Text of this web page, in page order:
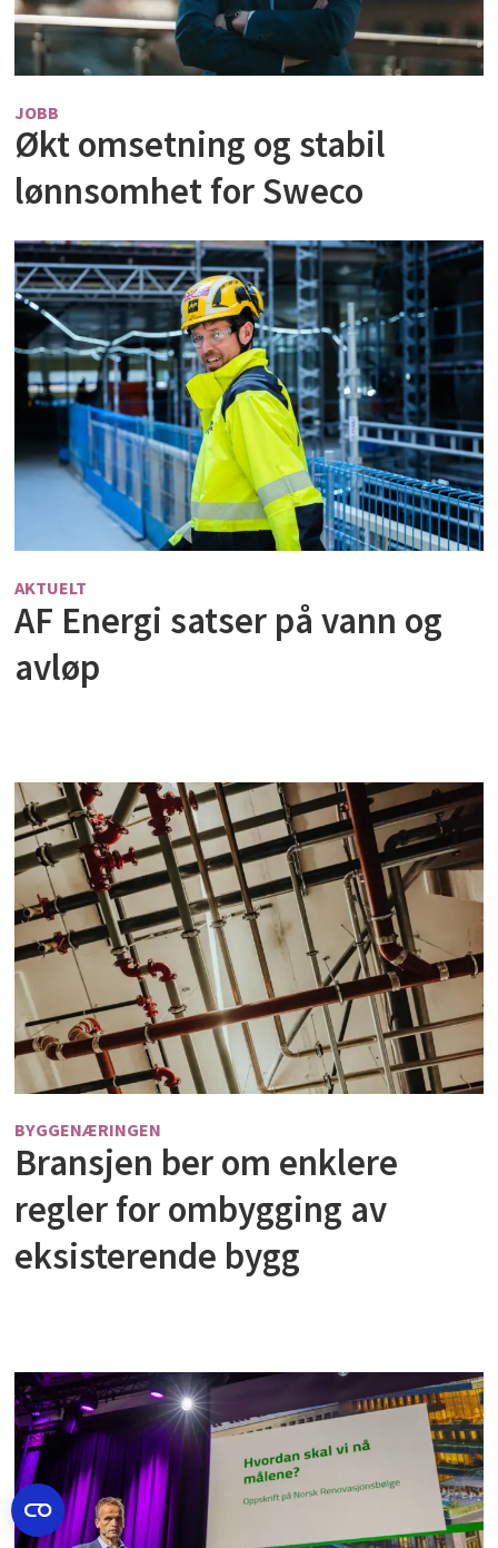
JOBB
Økt omsetning og stabil
lønnsomhet for Sweco
AKTUELT
AF Energi satser på vann og
avløp
BYGGENÆRINGEN
Bransjen ber om enklere
regler for ombygging av
eksisterende bygg